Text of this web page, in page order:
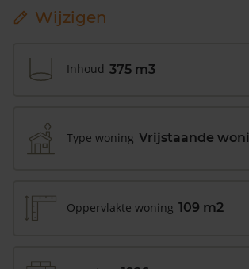
Wijzigen
Inhoud 375 m3
Type woning Vrijstaande
Oppervlakte woning 109 m2